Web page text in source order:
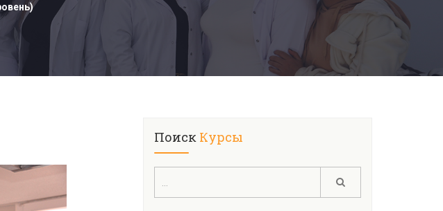
Поиск Курсы